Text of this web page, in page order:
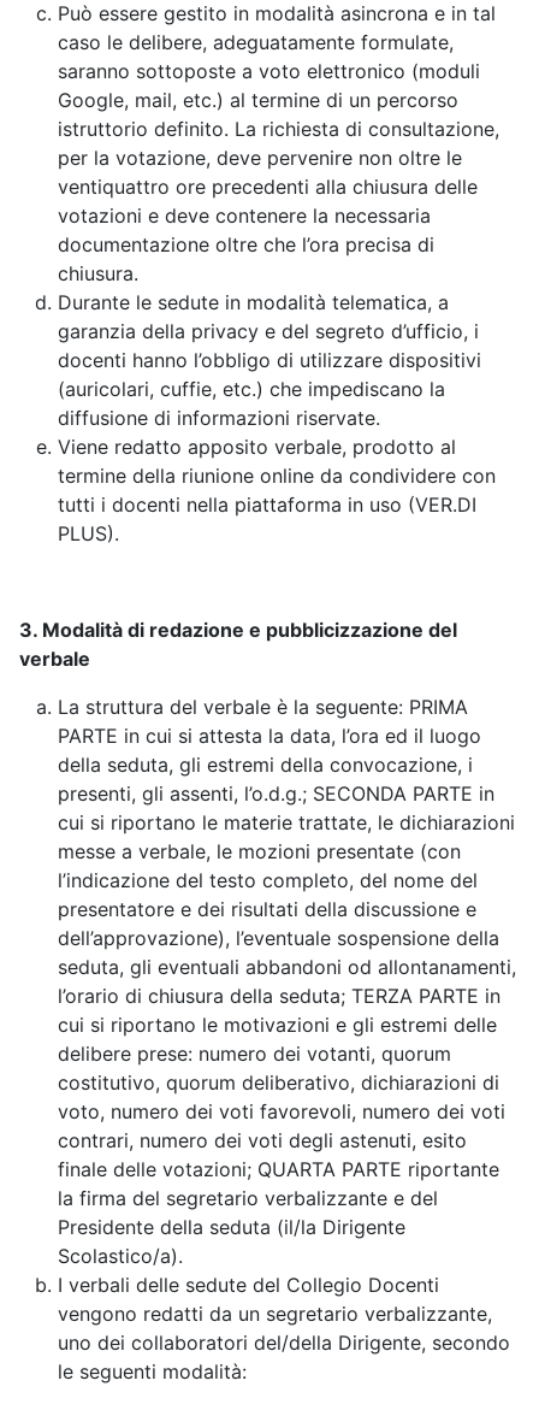
Può essere gestito in modalità asincrona e in tal
caso le delibere, adeguatamente formulate,
saranno sottoposte a voto elettronico (moduli
Google, mail, etc.) al termine di un percorso
istruttorio definito. La richiesta di consultazione,
per la votazione, deve pervenire non oltre le
ventiquattro ore precedenti alla chiusura delle
votazioni e deve contenere la necessaria
documentazione oltre che l’ora precisa di
chiusura.
Durante le sedute in modalità telematica, a
garanzia della privacy e del segreto d’ufficio, i
docenti hanno l’obbligo di utilizzare dispositivi
(auricolari, cuffie, etc.) che impediscano la
diffusione di informazioni riservate.
Viene redatto apposito verbale, prodotto al
termine della riunione online da condividere con
tutti i docenti nella piattaforma in uso (VER.DI
PLUS).
3. Modalità di redazione e pubblicizzazione del
verbale
La struttura del verbale è la seguente: PRIMA
PARTE in cui si attesta la data, l’ora ed il luogo
della seduta, gli estremi della convocazione, i
presenti, gli assenti, l’o.d.g.; SECONDA PARTE in
cui si riportano le materie trattate, le dichiarazioni
messe a verbale, le mozioni presentate (con
l’indicazione del testo completo, del nome del
presentatore e dei risultati della discussione e
dell’approvazione), l’eventuale sospensione della
seduta, gli eventuali abbandoni od allontanamenti,
l’orario di chiusura della seduta; TERZA PARTE in
cui si riportano le motivazioni e gli estremi delle
delibere prese: numero dei votanti, quorum
costitutivo, quorum deliberativo, dichiarazioni di
voto, numero dei voti favorevoli, numero dei voti
contrari, numero dei voti degli astenuti, esito
finale delle votazioni; QUARTA PARTE riportante
la firma del segretario verbalizzante e del
Presidente della seduta (il/la Dirigente
Scolastico/a).
I verbali delle sedute del Collegio Docenti
vengono redatti da un segretario verbalizzante,
uno dei collaboratori del/della Dirigente, secondo
le seguenti modalità: